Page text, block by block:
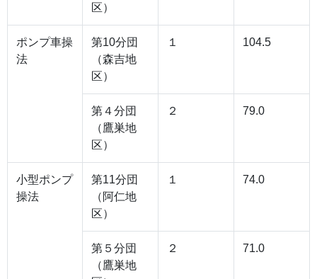
区）
ポンプ車操
法
第10分団
（森吉地
区）
１ 104.5
第４分団
（鷹巣地
区）
２ 79.0
小型ポンプ
操法
第11分団
（阿仁地
区）
１ 74.0
第５分団
（鷹巣地
２ 71.0